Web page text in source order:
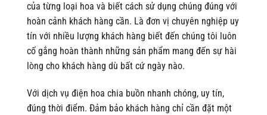
của từng loại hoa và biết cách sử dụng chúng đúng với
hoàn cảnh khách hàng cần. Là đơn vị chuyên nghiệp uy
tín với nhiều lượng khách hàng biết đến chúng tôi luôn
cố gắng hoàn thành những sản phẩm mang đến sự hài
lòng cho khách hàng dù bất cứ ngày nào.
Với dịch vụ điện hoa chia buồn nhanh chóng, uy tín,
đúng thời điểm. Đảm bảo khách hàng chỉ cần đặt một